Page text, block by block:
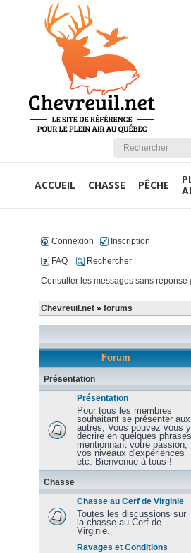
ACCUEIL CHASSE PÊCHE
Connexion
Inscription
FAQ
Rechercher
Consulter les messages sans réponse |
Chevreuil.net » forums
Forum
Présentation
Présentation
Pour tous les membres
souhaitant se présenter aux
autres, Vous pouvez vous y
décrire en quelques phrases
mentionnant votre passion,
vos niveaux d'expériences
etc. Bienvenue à tous !
Chasse
Chasse au Cerf de Virginie
Toutes les discussions sur
la chasse au Cerf de
Virginie.
Ravages et Conditions